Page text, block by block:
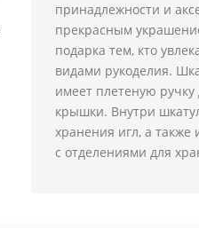
принадлежности и
прекрасным
подарка тем, кто
видами рукоделия.
имеет плетеную
крышки. Внутри
хранения игл, а также
с отделениями для